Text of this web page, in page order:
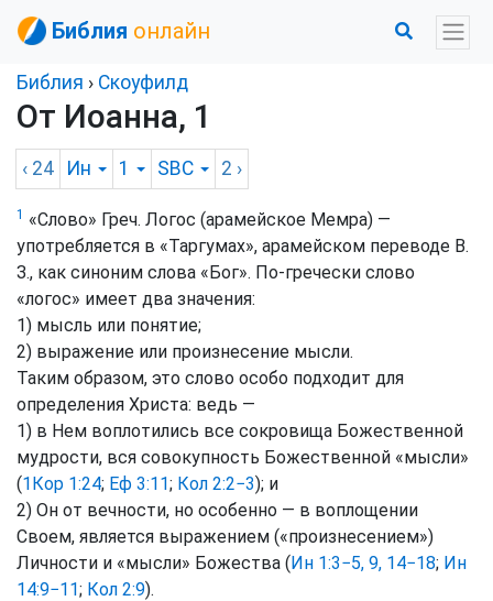
Библия онлайн
Библия › Скоуфилд
От Иоанна, 1
‹ 24 Ин 1 SBC 2 ›
1 «Слово» Греч. Логос (арамейское Мемра) —
употребляется в «Таргумах», арамейском переводе В.
З., как синоним слова «Бог». По-гречески слово
«логос» имеет два значения:
1) мысль или понятие;
2) выражение или произнесение мысли.
Таким образом, это слово особо подходит для
определения Христа: ведь —
1) в Нем воплотились все сокровища Божественной
мудрости, вся совокупность Божественной «мысли»
(1Кор 1:24; Еф 3:11; Кол 2:2−3); и
2) Он от вечности, но особенно — в воплощении
Своем, является выражением («произнесением»)
Личности и «мысли» Божества (Ин 1:3−5, 9, 14−18; Ин
14:9−11; Кол 2:9).